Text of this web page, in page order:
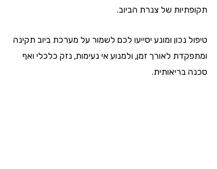
של צנרת הביוב.
נכון ומונע יסייעו לכם לשמור על מערכת ביוב תקינה
לאורך זמן, ולמנוע אי נעימות, נזק כלכלי ואף
בריאותית.